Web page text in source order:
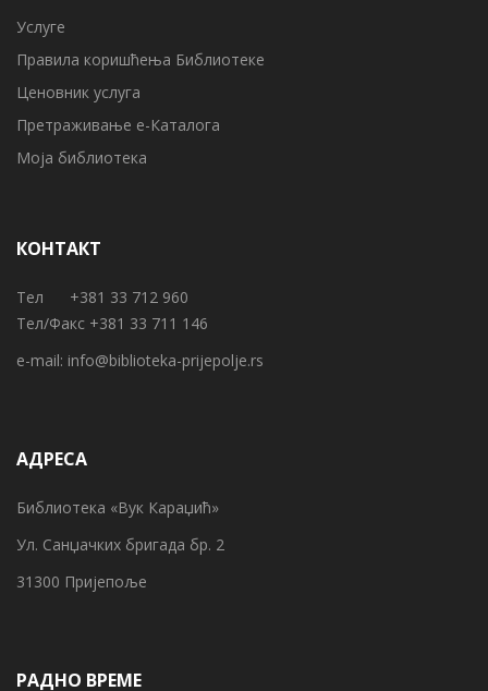
Услуге
Правила коришћења Библиотеке
Ценовник услуга
Претраживање е-Каталога
Моја библиотека
КОНТАКТ
Тел +381 33 712 960
Тел/Факс +381 33 711 146
e-mail: info@biblioteka-prijepolje.rs
АДРЕСА
Библиотека «Вук Караџић»
Ул. Санџачких бригада бр. 2
31300 Пријепоље
РАДНО ВРЕМЕ